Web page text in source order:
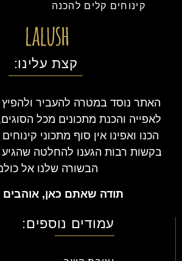
קינוחים קלים להכנה
קצת עלינו:
האתר נוסד במטרה להעביר
לאפייה והכנת מתכונים מכל
הכנו ואפינו אין סוף מתכוני
בקשות רבות הגענו להחלטה
הבשורה שלנו אל
תודה שאתם כאן,
עמודים נוספים: